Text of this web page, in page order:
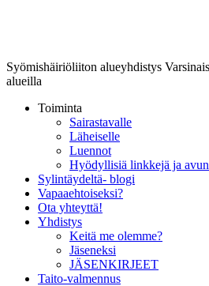
Syömishäiriöliiton alueyhdistys
alueilla
Toiminta
Sairastavalle
Läheiselle
Luennot
Hyödyllisiä linkkejä ja
Sylintäydeltä- blogi
Vapaaehtoiseksi?
Ota yhteyttä!
Yhdistys
Keitä me olemme?
Jäseneksi
JÄSENKIRJEET
Taito-valmennus